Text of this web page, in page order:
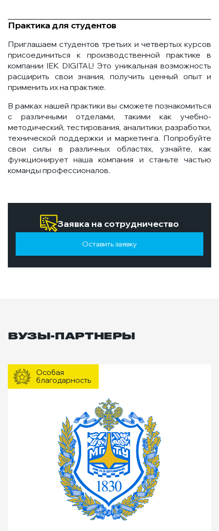
Практика для студентов
Приглашаем студентов третьих и четвертых курсов
присоединиться к производственной практике в
компании IEK DIGITAL! Это уникальная возможность
расширить свои знания, получить ценный опыт и
применить их на практике.
В рамках нашей практики вы сможете познакомиться
с различными отделами, такими как учебно-
методический, тестирования, аналитики, разработки,
технической поддержки и маркетинга. Попробуйте
свои силы в различных областях, узнайте, как
функционирует наша компания и станьте частью
команды профессионалов.
Заявка на сотрудничество
Оставить заявку
ВУЗЫ-ПАРТНЕРЫ
Особая
благодарность